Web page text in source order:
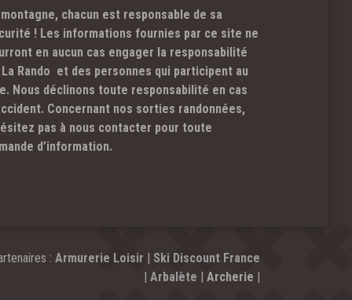
montagne, chacun est responsable de sa
! Les informations fournies par ce site ne
en aucun cas engager la responsabilité
Rando et des personnes qui participent au
Nous déclinons toute responsabilité en cas
Concernant nos sorties randonnées,
pas à nous contacter pour toute
d’information.
: Armurerie Loisir
Ski Discount France
Arbalète Archerie